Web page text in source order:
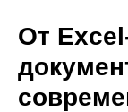
От